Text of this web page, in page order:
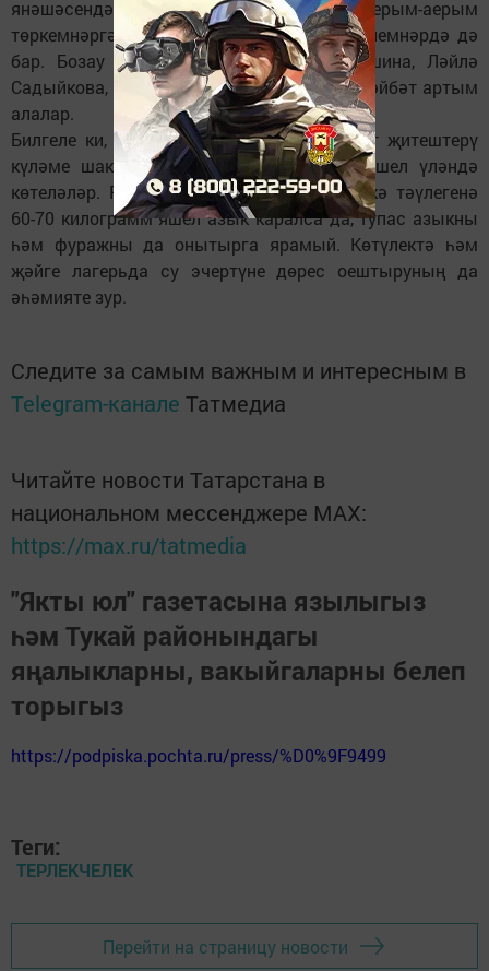
янәшәсендәге утарда. Яшенә карата аерым-аерым
төркемнәргә бүленгән. Абзар эчендәге бүлемнәрдә дә
бар. Бозау караучылар Нәсимә Дәүләтшина, Ләйлә
Садыйкова, Тәнзилә Шәяхмәтова ай саен әйбәт артым
алалар.
Билгеле ки, җәйге лагерьларга күчкәч, сөт җитештерү
күләме шактый арта. Маллар табигый яшел үләндә
көтеләләр. Рационда бер шартлы терлеккә тәүлегенә
60-70 килограмм яшел азык каралса да, тупас азыкны
һәм фуражны да онытырга ярамый. Көтүлектә һәм
җәйге лагерьда су эчертүне дөрес оештыруның да
әһәмияте зур.
Следите за самым важным и интересным в
Telegram-канале Татмедиа
Читайте новости Татарстана в
национальном мессенджере MАХ:
https://max.ru/tatmedia
"Якты юл" газетасына язылыгыз
һәм Тукай районындагы
яңалыкларны, вакыйгаларны белеп
торыгыз
https://podpiska.pochta.ru/press/%D0%9F9499
Теги:
ТЕРЛЕКЧЕЛЕК
Перейти на страницу новости